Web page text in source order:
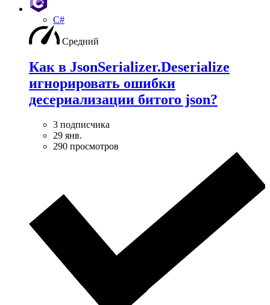
C#
Средний
Как в JsonSerializer.Deserialize
игнорировать ошибки
десериализации битого json?
3 подписчика
29 янв.
290 просмотров